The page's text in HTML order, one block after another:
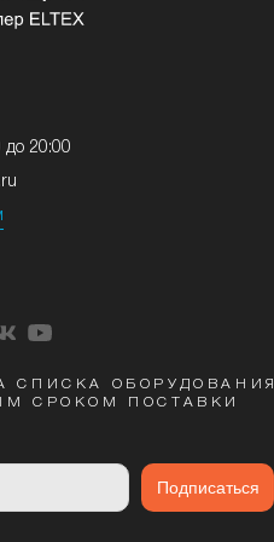
до 20:00
СПИСКА ОБОРУДОВАНИЯ
СРОКОМ ПОСТАВКИ
Подписаться